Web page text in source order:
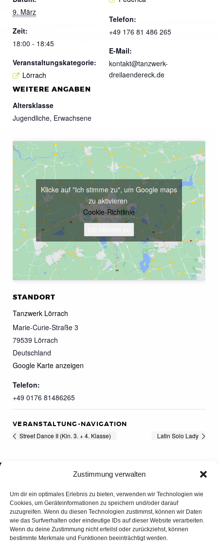
Zustimmung verwalten
Um dir ein optimales Erlebnis zu bieten, verwenden wir Technologien wie
Cookies, um Geräteinformationen zu speichern und/oder darauf
zuzugreifen. Wenn du diesen Technologien zustimmst, können wir Daten
wie das Surfverhalten oder eindeutige IDs auf dieser Website verarbeiten.
Wenn du deine Zustimmung nicht erteilst oder zurückziehst, können
bestimmte Merkmale und Funktionen beeinträchtigt werden.
9. März
Zeit:
18:00 - 18:45
Veranstaltungskategorie:
Lörrach
Telefon:
+49 176 81 486 265
E-Mail:
kontakt@tanzwerk-
dreilaendereck.de
WEITERE ANGABEN
Altersklasse
Jugendliche, Erwachsene
STANDORT
Tanzwerk Lörrach
Marie-Curie-Straße 3
79539 Lörrach
Deutschland
Google Karte anzeigen
Telefon:
+49 0176 81486265
Klicke auf "Ich stimme zu", um Google maps
zu aktivieren
Cookie-Richtlinie
VERANSTALTUNG-NAVIGATION
Street Dance II (Kin. 3. + 4. Klasse) Latin Solo Lady